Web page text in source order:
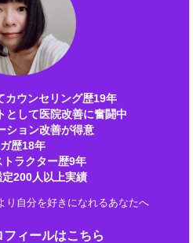
カウンセリング歴19年
として医院改善に奮闘中
ション改善が得意
歴18年
トラクター歴9年
200人以上実績
り自分を好きになれるあなたへ
ィールはこちら